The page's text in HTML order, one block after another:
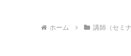
ホーム 講師（セミ